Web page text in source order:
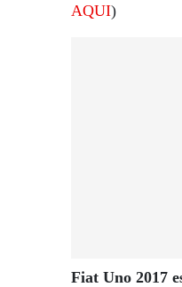
AQUI)
Fiat Uno 2017